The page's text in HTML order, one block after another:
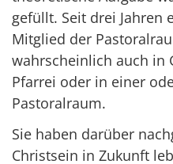
gefüllt. Seit drei Jahren
Mitglied der
wahrscheinlich auch in
Pfarrei oder in einer
Pastoralraum.
Sie haben darüber
Christsein in Zukunft